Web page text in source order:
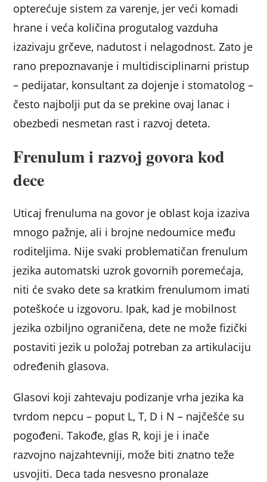
opterećuje sistem za varenje, jer veći komadi
hrane i veća količina progutalog vazduha
izazivaju grčeve, nadutost i nelagodnost. Zato je
rano prepoznavanje i multidisciplinarni pristup
– pedijatar, konsultant za dojenje i stomatolog –
često najbolji put da se prekine ovaj lanac i
obezbedi nesmetan rast i razvoj deteta.
Frenulum i razvoj govora kod
dece
Uticaj frenuluma na govor je oblast koja izaziva
mnogo pažnje, ali i brojne nedoumice među
roditeljima. Nije svaki problematičan frenulum
jezika automatski uzrok govornih poremećaja,
niti će svako dete sa kratkim frenulumom imati
poteškoće u izgovoru. Ipak, kad je mobilnost
jezika ozbiljno ograničena, dete ne može fizički
postaviti jezik u položaj potreban za artikulaciju
određenih glasova.
Glasovi koji zahtevaju podizanje vrha jezika ka
tvrdom nepcu – poput L, T, D i N – najčešće su
pogođeni. Takođe, glas R, koji je i inače
razvojno najzahtevniji, može biti znatno teže
usvojiti. Deca tada nesvesno pronalaze